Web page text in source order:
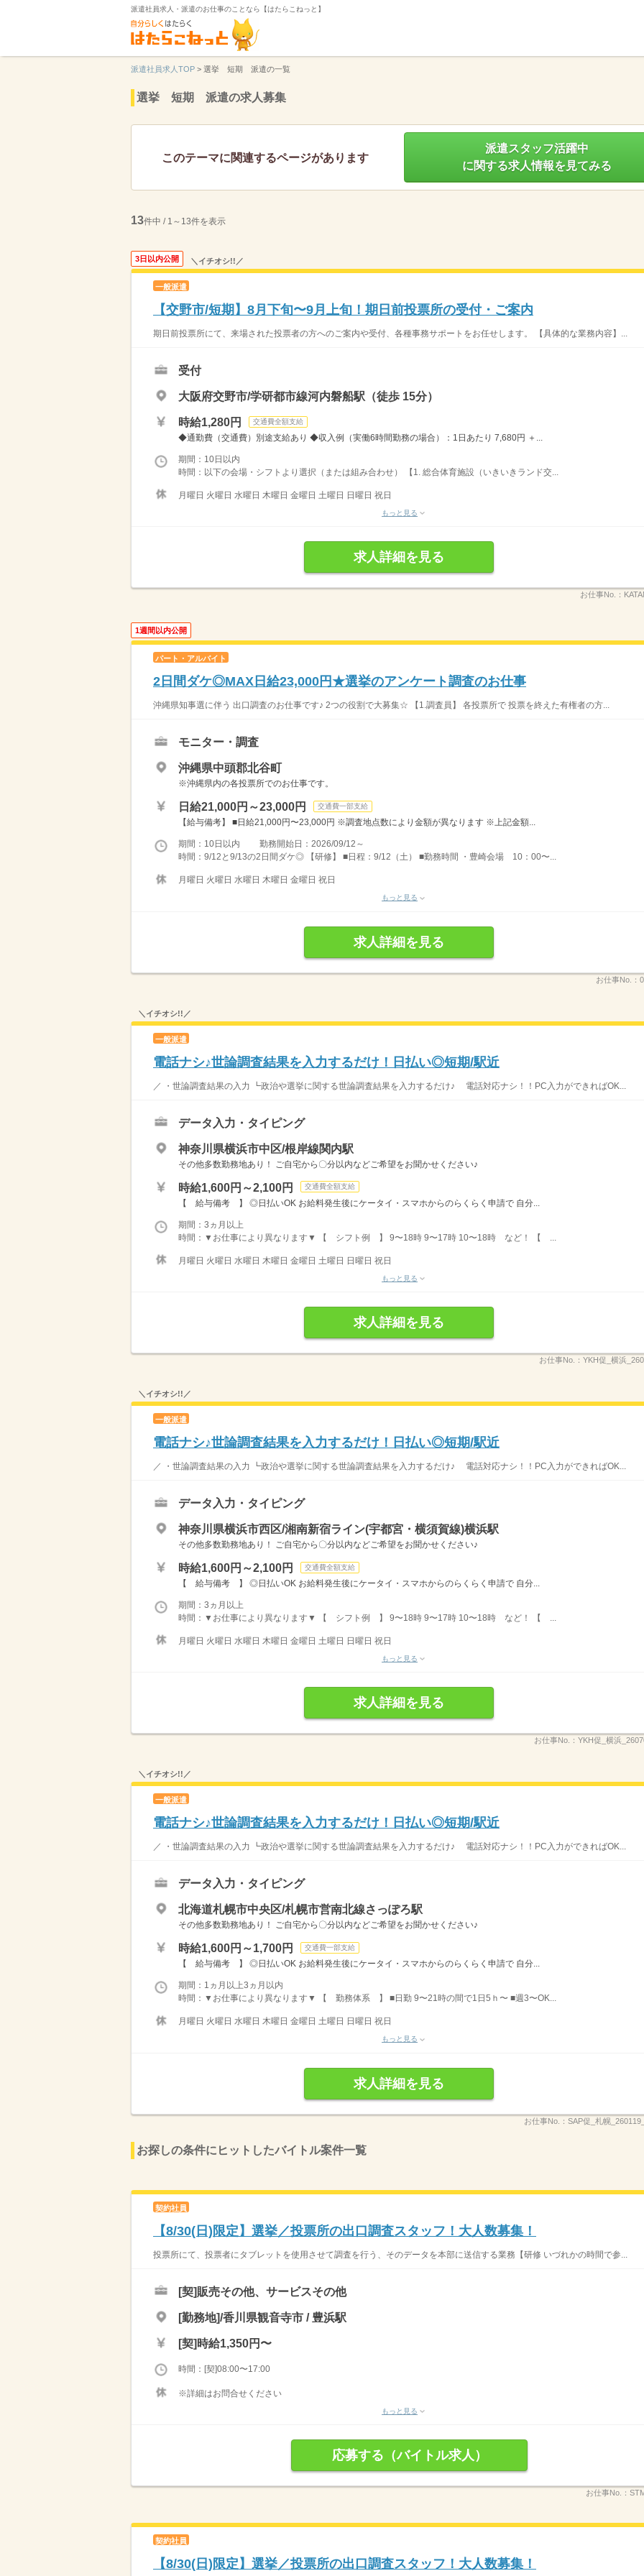
派遣社員求人・派遣のお仕事のことなら【はたらこねっと】
派遣社員求人TOP > 選挙 短期 派遣の一覧
選挙 短期 派遣の求人募集
このテーマに関連するページがあります
派遣スタッフ活躍中
に関する求人情報を見てみる
13件中 / 1～13件を表示
3日以内公開 ＼イチオシ!!／
一般派遣
【交野市/短期】8月下旬〜9月上旬！期日前投票所の受付・ご案内
期日前投票所にて、来場された投票者の方へのご案内や受付、各種事務サポートをお任せします。 【具体的な業務内容】...
受付
大阪府交野市/学研都市線河内磐船駅（徒歩 15分）
時給1,280円 交通費全額支給
◆通勤費（交通費）別途支給あり ◆収入例（実働6時間勤務の場合）：1日あたり 7,680円 ＋...
期間：10日以内
時間：以下の会場・シフトより選択（または組み合わせ） 【1. 総合体育施設（いきいきランド交...
月曜日 火曜日 水曜日 木曜日 金曜日 土曜日 日曜日 祝日
もっと見る
求人詳細を見る
お仕事No.：
1週間以内公開
パート・アルバイト
2日間ダケ◎MAX日給23,000円★選挙のアンケート調査のお仕事
沖縄県知事選に伴う 出口調査のお仕事です♪ 2つの役割で大募集☆ 【1.調査員】 各投票所で 投票を終えた有権者の方...
モニター・調査
沖縄県中頭郡北谷町
※沖縄県内の各投票所でのお仕事です。
日給21,000円～23,000円 交通費一部支給
【給与備考】 ■日給21,000円〜23,000円 ※調査地点数により金額が異なります ※上記金額...
期間：10日以内 勤務開始日：2026/09/12～
時間：9/12と9/13の2日間ダケ◎ 【研修】 ■日程：9/12（土） ■勤務時間 ・豊崎会場 10：00〜...
月曜日 火曜日 水曜日 木曜日 金曜日 祝日
もっと見る
求人詳細を見る
お仕事No.：
＼イチオシ!!／
一般派遣
電話ナシ♪世論調査結果を入力するだけ！日払い◎短期/駅近
／ ・世論調査結果の入力 ┗政治や選挙に関する世論調査結果を入力するだけ♪ 電話対応ナシ！！PC入力ができればOK...
データ入力・タイピング
神奈川県横浜市中区/根岸線関内駅
その他多数勤務地あり！ ご自宅から〇分以内などご希望をお聞かせください♪
時給1,600円～2,100円 交通費全額支給
【 給与備考 】 ◎日払いOK お給料発生後にケータイ・スマホからのらくらく申請で 自分...
期間：3ヵ月以上
時間：▼お仕事により異なります▼ 【 シフト例 】 9〜18時 9〜17時 10〜18時 など！ 【 ...
月曜日 火曜日 水曜日 木曜日 金曜日 土曜日 日曜日 祝日
もっと見る
求人詳細を見る
お仕事No.： YKH促_横浜
＼イチオシ!!／
一般派遣
電話ナシ♪世論調査結果を入力するだけ！日払い◎短期/駅近
／ ・世論調査結果の入力 ┗政治や選挙に関する世論調査結果を入力するだけ♪ 電話対応ナシ！！PC入力ができればOK...
データ入力・タイピング
神奈川県横浜市西区/湘南新宿ライン(宇都宮・横須賀線)横浜駅
その他多数勤務地あり！ ご自宅から〇分以内などご希望をお聞かせください♪
時給1,600円～2,100円 交通費全額支給
【 給与備考 】 ◎日払いOK お給料発生後にケータイ・スマホからのらくらく申請で 自分...
期間：3ヵ月以上
時間：▼お仕事により異なります▼ 【 シフト例 】 9〜18時 9〜17時 10〜18時 など！ 【 ...
月曜日 火曜日 水曜日 木曜日 金曜日 土曜日 日曜日 祝日
もっと見る
求人詳細を見る
お仕事No.： YKH促_横浜
＼イチオシ!!／
一般派遣
電話ナシ♪世論調査結果を入力するだけ！日払い◎短期/駅近
／ ・世論調査結果の入力 ┗政治や選挙に関する世論調査結果を入力するだけ♪ 電話対応ナシ！！PC入力ができればOK...
データ入力・タイピング
北海道札幌市中央区/札幌市営南北線さっぽろ駅
その他多数勤務地あり！ ご自宅から〇分以内などご希望をお聞かせください♪
時給1,600円～1,700円 交通費一部支給
【 給与備考 】 ◎日払いOK お給料発生後にケータイ・スマホからのらくらく申請で 自分...
期間：1ヵ月以上3ヵ月以内
時間：▼お仕事により異なります▼ 【 勤務体系 】 ■日勤 9〜21時の間で1日5ｈ〜 ■週3〜OK...
月曜日 火曜日 水曜日 木曜日 金曜日 土曜日 日曜日 祝日
もっと見る
求人詳細を見る
お仕事No.： SAP促_札幌
お探しの条件にヒットしたバイトル案件一覧
契約社員
【8/30(日)限定】選挙／投票所の出口調査スタッフ！大人数募集！
投票所にて、投票者にタブレットを使用させて調査を行う、そのデータを本部に送信する業務【研修 いづれかの時間で参...
[契]販売その他、サービスその他
[勤務地]/香川県観音寺市 / 豊浜駅
[契] 時給1,350円〜
時間：[契]08:00〜17:00
※詳細はお問合せください
もっと見る
応募する（バイトル求人）
お仕事No.：
契約社員
【8/30(日)限定】選挙／投票所の出口調査スタッフ！大人数募集！